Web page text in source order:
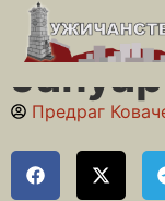
Почетна»
Предраг